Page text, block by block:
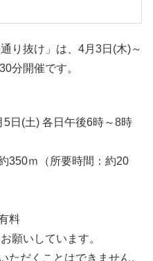
り抜け」は、4月3日(木)～
分開催です。
日(土) 各日午後6時～8時
ｍ（所要時間：約20
料
願いしています。
ただくことはできません。